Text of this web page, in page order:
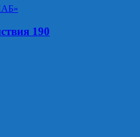
190